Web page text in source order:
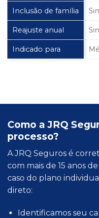
Inclusão de família
Reajuste anual
Indicado para
Como a JRQ
processo?
A JRQ Seguros é
com mais de 15 anos
caso do plano
direto:
Identificamos seu